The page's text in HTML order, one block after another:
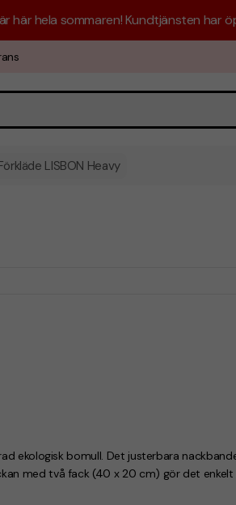
här hela sommaren! Kundtjänsten har
LISBON Heavy
ekologisk bomull. Det justerbara
med två fack (40 x 20 cm) gör det